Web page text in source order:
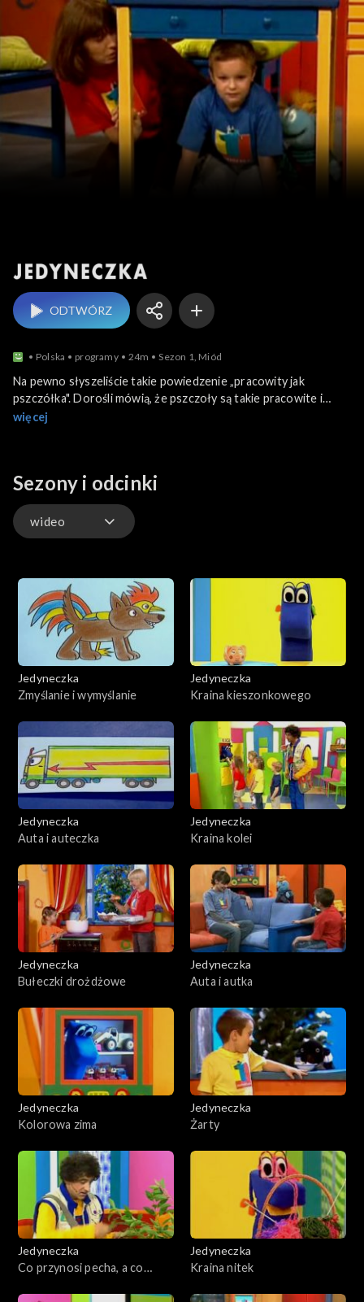
Jedyneczka
ODTWÓRZ
Polska programy 24m Sezon 1, Miód
Na pewno słyszeliście takie powiedzenie „pracowity jak
pszczółka". Dorośli mówią, że pszczoły są takie pracowite i
wszyscy powinni brać z nich przykład. W tym odcinku
więcej
Sezony i odcinki
wideo
Jedyneczka
Zmyślanie i wymyślanie
Jedyneczka
Kraina kieszonkowego
Jedyneczka
Auta i auteczka
Jedyneczka
Kraina kolei
Jedyneczka
Bułeczki drożdżowe
Jedyneczka
Auta i autka
Jedyneczka
Kolorowa zima
Jedyneczka
Żarty
Jedyneczka
Co przynosi pecha, a co
Jedyneczka
Kraina nitek